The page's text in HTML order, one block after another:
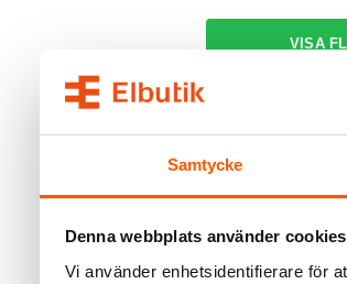
Samtycke
Denna webbplats använder cookies
Vi använder enhetsidentifierare för